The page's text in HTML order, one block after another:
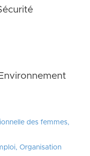
des femmes,
Organisation